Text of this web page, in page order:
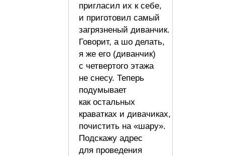
пригласил их к себе,
и приготовил самый
загрязненый диванчик.
Говорит, а шо делать,
я же его (диванчик)
с четвертого этажа
не снесу. Теперь
подумывает
как остальных
краватках и дивачиках,
почистить на «шару».
Подскажу адрес
для проведения